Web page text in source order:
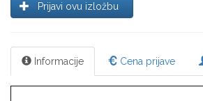
Prijavi ovu izložbu
Informacije Cena prijave